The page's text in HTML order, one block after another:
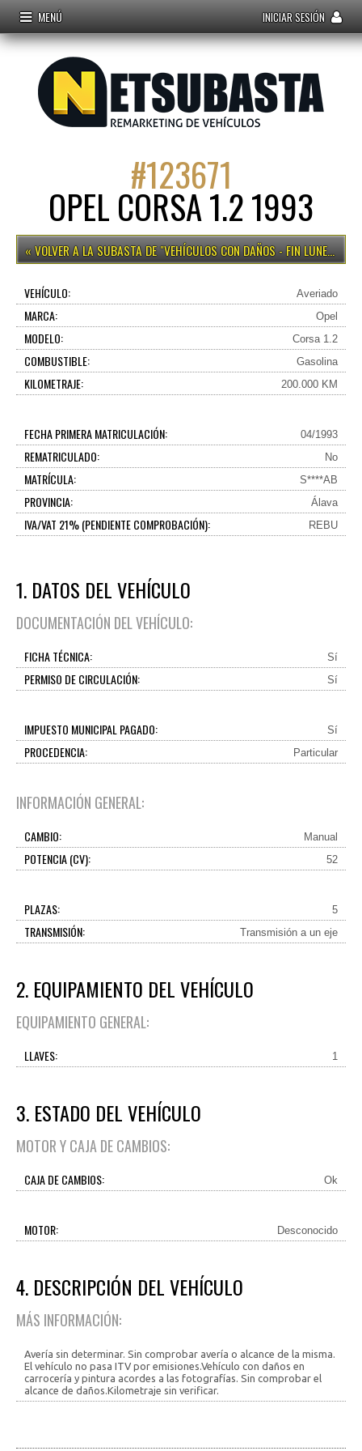
MENÚ INICIAR SESIÓN
#123671
OPEL CORSA 1.2 1993
VEHÍCULOS CON DAÑOS - FIN LUNES 15H
VEHÍCULO: Averiado
MARCA: Opel
MODELO: Corsa 1.2
COMBUSTIBLE: Gasolina
KILOMETRAJE: 200.000 KM
FECHA PRIMERA MATRICULACIÓN: 04/1993
REMATRICULADO: No
MATRÍCULA: S****AB
PROVINCIA: Álava
IVA/VAT 21% (PENDIENTE COMPROBACIÓN): REBU
1. DATOS DEL VEHÍCULO
DOCUMENTACIÓN DEL VEHÍCULO:
FICHA TÉCNICA: Sí
PERMISO DE CIRCULACIÓN: Sí
IMPUESTO MUNICIPAL PAGADO: Sí
PROCEDENCIA: Particular
INFORMACIÓN GENERAL:
CAMBIO: Manual
POTENCIA (CV): 52
PLAZAS: 5
TRANSMISIÓN: Transmisión a un eje
2. EQUIPAMIENTO DEL VEHÍCULO
EQUIPAMIENTO GENERAL:
LLAVES: 1
3. ESTADO DEL VEHÍCULO
MOTOR Y CAJA DE CAMBIOS:
CAJA DE CAMBIOS: Ok
MOTOR: Desconocido
4. DESCRIPCIÓN DEL VEHÍCULO
MÁS INFORMACIÓN:
Avería sin determinar. Sin comprobar avería o alcance de la misma.
El vehículo no pasa ITV por emisiones.Vehículo con daños en
carrocería y pintura acordes a las fotografías. Sin comprobar el
alcance de daños.Kilometraje sin verificar.